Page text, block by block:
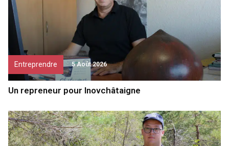
Entreprendre 5 Août 2026
Un repreneur pour Inovchâtaigne